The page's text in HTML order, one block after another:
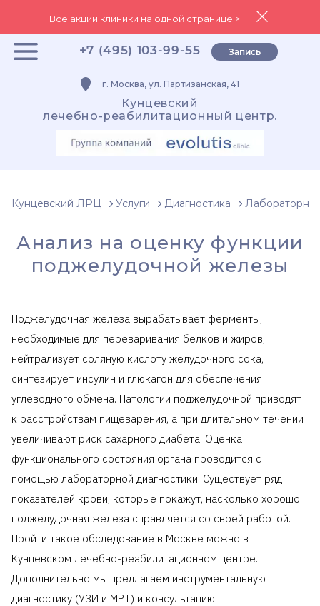
Все акции клиники на одной странице >
+7 (495) 103-99-55 Запись
г. Москва, ул. Партизанская, 41
Кунцевский
лечебно-реабилитационный центр.
Кунцевский ЛРЦ Услуги Диагностика
Анализ на оценку функции
поджелудочной железы
Поджелудочная железа вырабатывает ферменты,
необходимые для переваривания белков и жиров,
нейтрализует соляную кислоту желудочного сока,
синтезирует инсулин и глюкагон для обеспечения
углеводного обмена. Патологии поджелудочной приводят
к расстройствам пищеварения, а при длительном течении
увеличивают риск сахарного диабета. Оценка
функционального состояния органа проводится с
помощью лабораторной диагностики. Существует ряд
показателей крови, которые покажут, насколько хорошо
поджелудочная железа справляется со своей работой.
Пройти такое обследование в Москве можно в
Кунцевском лечебно-реабилитационном центре.
Дополнительно мы предлагаем инструментальную
диагностику (УЗИ и МРТ) и консультацию